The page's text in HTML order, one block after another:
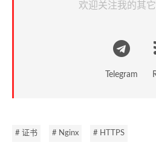
欢迎关注我的其
Telegram
# 证书 # Nginx # HTTPS